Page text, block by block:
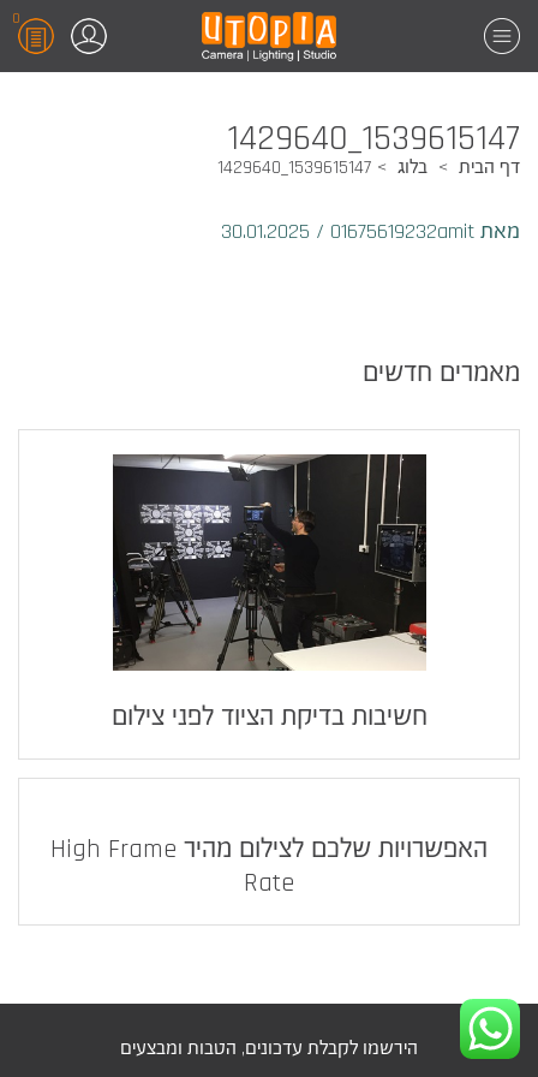
0
1539615147_1429640
דף הבית בלוג 1539615147_1429640
מאת 01675619232amit /
מאמרים חדשים
חשיבות בדיקת הציוד לפני צילום
האפשרויות שלכם לצילום מהיר High Frame
Rate
הירשמו לקבלת עדכונים, הטבות ומבצעים